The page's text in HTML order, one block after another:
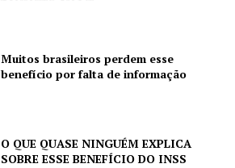
Muitos brasileiros perdem esse
benefício por falta de informação
O QUE QUASE NINGUÉM EXPLICA
SOBRE ESSE BENEFÍCIO DO INSS